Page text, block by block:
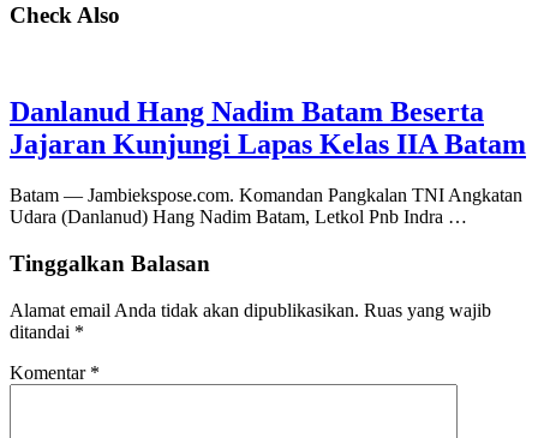
Check Also
Danlanud Hang Nadim Batam Beserta
Jajaran Kunjungi Lapas Kelas IIA Batam
Batam — Jambiekspose.com. Komandan Pangkalan TNI Angkatan
Udara (Danlanud) Hang Nadim Batam, Letkol Pnb Indra …
Tinggalkan Balasan
Alamat email Anda tidak akan dipublikasikan. Ruas yang wajib
ditandai *
Komentar *